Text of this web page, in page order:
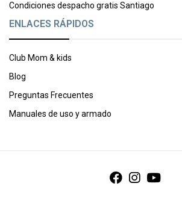
Condiciones despacho gratis Santiago
ENLACES RÁPIDOS
Club Mom & kids
Blog
Preguntas Frecuentes
Manuales de uso y armado